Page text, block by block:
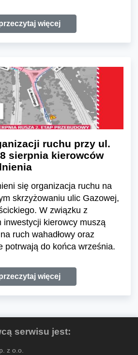
więcej
ruchu przy ul.
sierpnia kierowców
się organizacja ruchu na
skrzyżowaniu ulic Gazowej,
W związku z
inwestycji kierowcy muszą
ruch wahadłowy oraz
potrwają do końca września.
więcej
serwisu jest:
z o.o.